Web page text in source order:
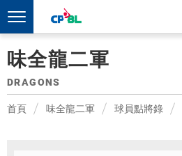
味全龍二軍
DRAGONS
首頁 味全龍二軍 球員點將錄